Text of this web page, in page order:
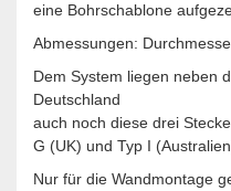
eine Bohrschablone
Abmessungen:
Dem System liegen neben
Deutschland
auch noch diese drei
G (UK) und Typ I
Nur für die Wandmontage